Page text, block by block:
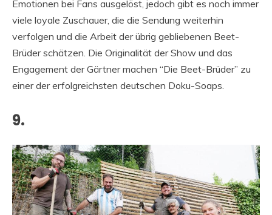
Emotionen bei Fans ausgelöst, jedoch gibt es noch immer
viele loyale Zuschauer, die die Sendung weiterhin
verfolgen und die Arbeit der übrig gebliebenen Beet-
Brüder schätzen. Die Originalität der Show und das
Engagement der Gärtner machen “Die Beet-Brüder” zu
einer der erfolgreichsten deutschen Doku-Soaps.
9.